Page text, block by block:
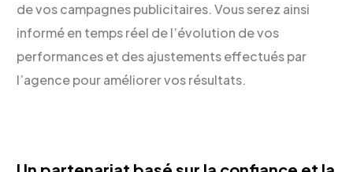
de vos campagnes publicitaires. Vous serez ainsi
informé en temps réel de l’évolution de vos
performances et des ajustements effectués par
l’agence pour améliorer vos résultats.